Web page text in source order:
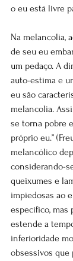
o eu está livre
Na melancolia,
de seu eu
um pedaço. A
auto-estima e
eu são
melancolia.
se torna pobre
próprio eu.”
melancólico
considerando-
queixumes e
impiedosas ao
específico, mas
estende a
inferioridade
obsessivos que